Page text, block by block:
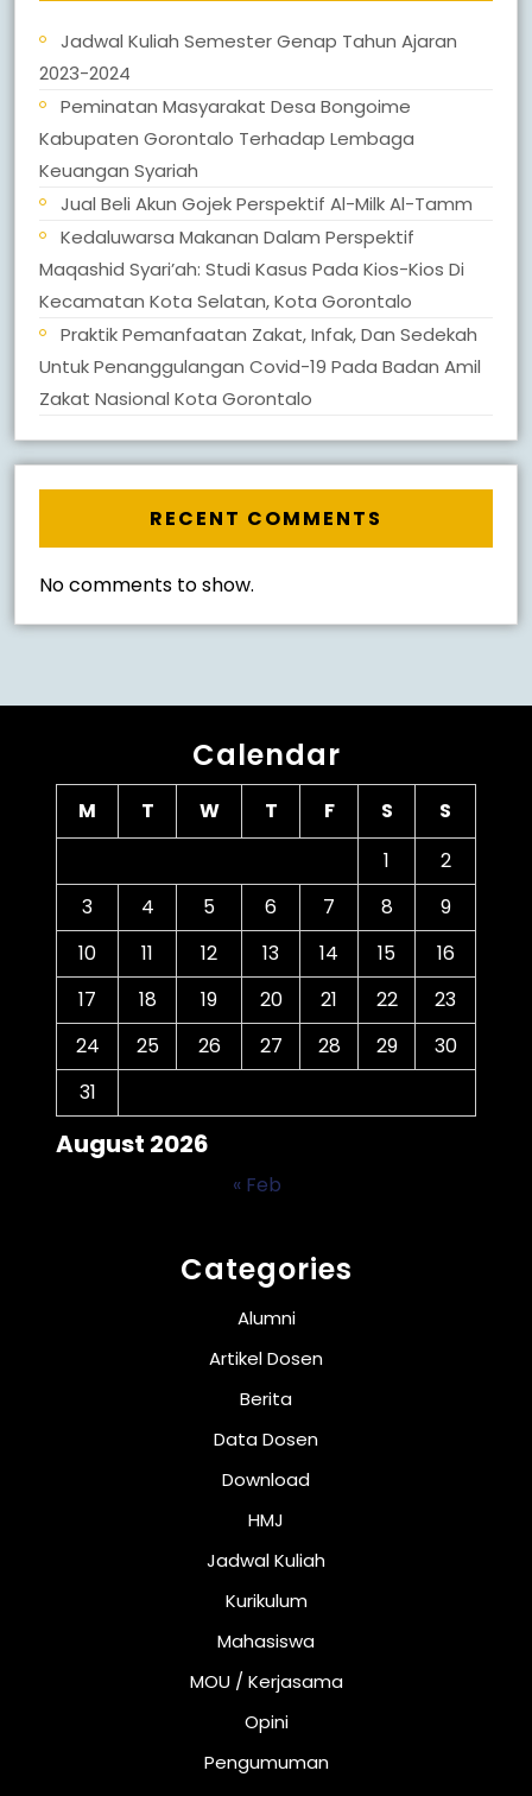
Jadwal Kuliah Semester Genap Tahun Ajaran
2023-2024
Peminatan Masyarakat Desa Bongoime
Kabupaten Gorontalo Terhadap Lembaga
Keuangan Syariah
Jual Beli Akun Gojek Perspektif Al-Milk Al-Tamm
Kedaluwarsa Makanan Dalam Perspektif
Maqashid Syari’ah: Studi Kasus Pada Kios-Kios Di
Kecamatan Kota Selatan, Kota Gorontalo
Praktik Pemanfaatan Zakat, Infak, Dan Sedekah
Untuk Penanggulangan Covid-19 Pada Badan Amil
Zakat Nasional Kota Gorontalo
RECENT COMMENTS
No comments to show.
Calendar
August 2026
M T W T F S
S
1
2
3
4 5 6 7 8
9
10
11 12 13 14 15
16
17
18 19 20 21 22
23
24
25 26 27 28 29
30
31
« Feb
Categories
Alumni
Artikel Dosen
Berita
Data Dosen
Download
HMJ
Jadwal Kuliah
Kurikulum
Mahasiswa
MOU / Kerjasama
Opini
Pengumuman